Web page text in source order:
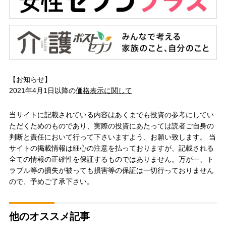
【お知らせ】
2021年4月1日以降の価格表示に関して
当サイトに記載されている内容はあくまでも投資の参考にしてい
ただくためのものであり、実際の投資にあたっては読者ご自身の
判断と責任において行って下さいますよう、お願い致します。 当
サイトの掲載情報は細心の注意を払っておりますが、記載される
全ての情報の正確性を保証するものではありません。万が一、ト
ラブル等の損失が被っても損害等の保証は一切行っておりません
ので、予めご了承下さい。
他のオススメ記事